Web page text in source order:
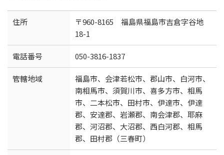
住所
〒960-8165 福島県福島市吉倉字谷地
18-1
電話番号 050-3816-1837
管轄地域
福島市、会津若松市、郡山市、白河市、
南相馬市、須賀川市、喜多方市、相馬
市、二本松市、田村市、伊達市、伊達
郡、安達郡、岩瀬郡、南会津郡、耶麻
郡、河沼郡、大沼郡、西白河郡、相馬
郡、田村郡（三春町）